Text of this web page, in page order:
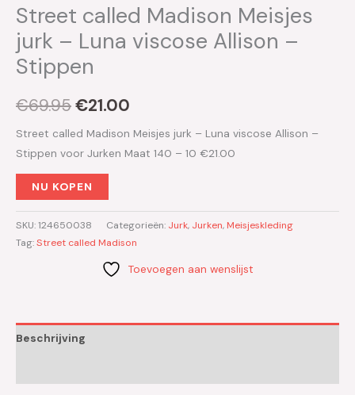
Street called Madison Meisjes
jurk – Luna viscose Allison –
Stippen
€69.95€21.00
Street called Madison Meisjes jurk – Luna viscose Allison –
Stippen voor Jurken Maat 140 – 10 €21.00
NU KOPEN
SKU:124650038 Categorieën: Jurk, Jurken, Meisjeskleding
Tag:Street called Madison
Toevoegen aan wenslijst
Beschrijving